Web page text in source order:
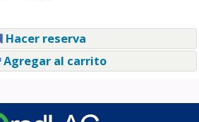
Hacer reserva
Agregar al carrito